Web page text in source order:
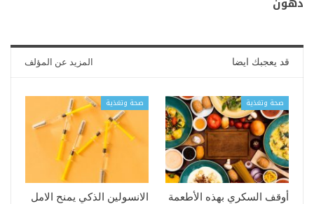
قد يعجبك ايضا المزيد عن المؤلف
صحة وتغذية
أوقف السكري بهذه الأطعمة
صحة وتغذية
الانسولين الذكي يمنح الامل